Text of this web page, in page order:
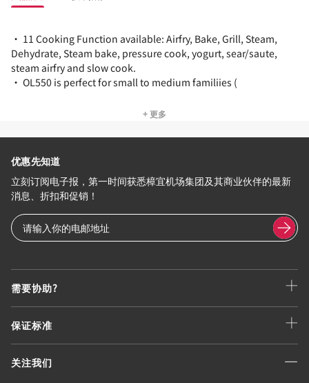
• 11 Cooking Function available: Airfry, Bake, Grill, Steam,
Dehydrate, Steam bake, pressure cook, yogurt, sear/saute,
steam airfry and slow cook.
• OL550 is perfect for small to medium familiies (
+ 更多
需要协助?
保证标准
关注我们
优惠先知道
立刻订阅电子报，第一时间获悉樟宜机场集团及其商业伙伴的最新
消息、折扣和促销！